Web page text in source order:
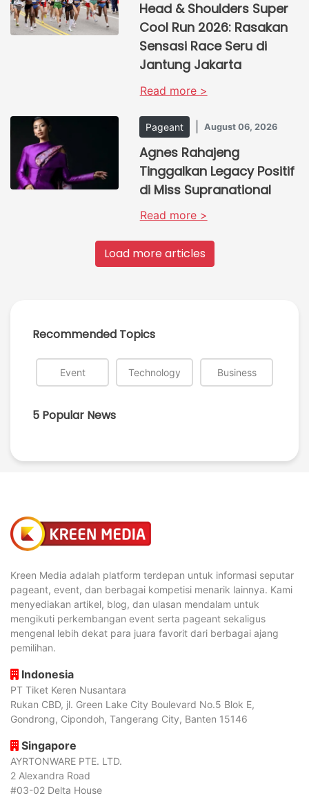
Head & Shoulders Super
Cool Run 2026: Rasakan
Sensasi Race Seru di
Jantung Jakarta
Read more >
Pageant August 06, 2026
Agnes Rahajeng
Tinggalkan Legacy Positif
di Miss Supranational
Read more >
Load more articles
Recommended Topics
Event Technology Business
5 Popular News
Kreen Media adalah platform terdepan untuk informasi seputar
pageant, event, dan berbagai kompetisi menarik lainnya. Kami
menyediakan artikel, blog, dan ulasan mendalam untuk
mengikuti perkembangan event serta pageant sekaligus
mengenal lebih dekat para juara favorit dari berbagai ajang
pemilihan.
Indonesia
PT Tiket Keren Nusantara
Rukan CBD, jl. Green Lake City Boulevard No.5 Blok E,
Gondrong, Cipondoh, Tangerang City, Banten 15146
Singapore
AYRTONWARE PTE. LTD.
2 Alexandra Road
#03-02 Delta House